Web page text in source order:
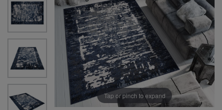
Tap or pinch to expand